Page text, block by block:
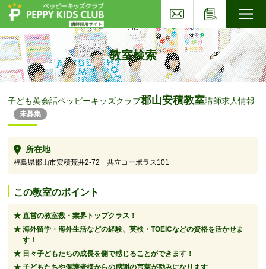
教室検索
子ども英会話ペッピーキッズクラブ郡山安積教室講師求人情報
未募集
所在地
福島県郡山市安積荒井2-72 共立コーポラス101
この教室のポイント
直営の教室数・業界トップクラス！
海外留学・海外生活などの経験、英検・TOEICなどの資格を活かせま
す！
日々子どもたちの成長を側で感じることができます！
子どもたちや保護者様からの感謝の言葉が励みになります